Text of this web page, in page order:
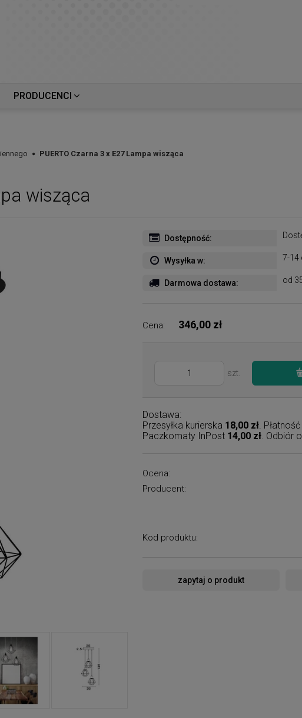
PRODUCENCI
PUERTO Czarna 3 x E27 Lampa wisząca
wisząca
Dostępność:
Wysyłka w: 7-14
Darmowa dostawa: od
Cena: 346,00 zł
szt.
Dostawa:
Przesyłka kurierska 18,00 zł.
Paczkomaty InPost 14,00 zł. Odbiór
Ocena:
Producent:
Kod produktu:
zapytaj o produkt